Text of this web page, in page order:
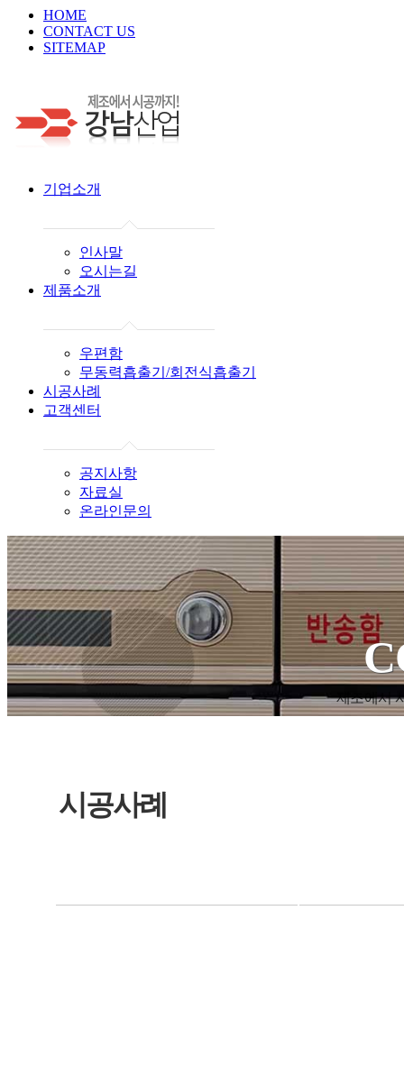
HOME
CONTACT US
SITEMAP
기업소개
인사말
오시는길
제품소개
우편함
무동력흡출기/회전식흡출기
시공사례
고객센터
공지사항
자료실
온라인문의
제조에서
시공사례